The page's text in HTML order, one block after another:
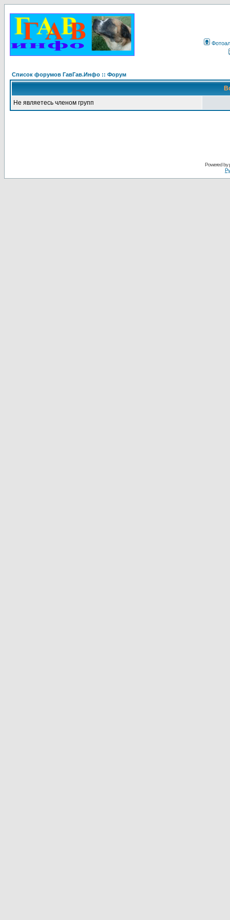
Список форумов ГавГав.Инфо :: Форум
Не являетесь членом групп
Powered by